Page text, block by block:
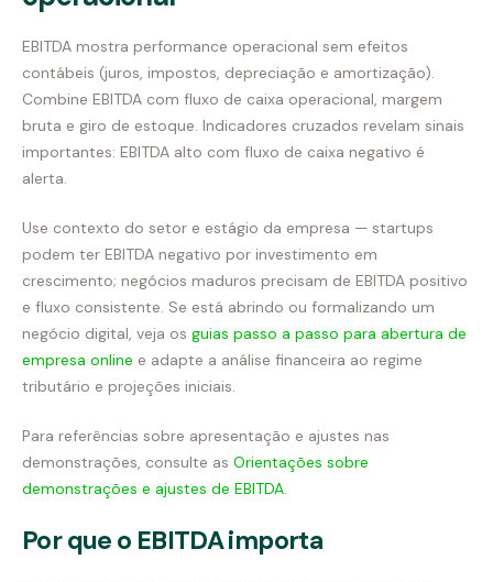
EBITDA mostra performance operacional sem efeitos
contábeis (juros, impostos, depreciação e amortização).
Combine EBITDA com fluxo de caixa operacional, margem
bruta e giro de estoque. Indicadores cruzados revelam sinais
importantes: EBITDA alto com fluxo de caixa negativo é
alerta.
Use contexto do setor e estágio da empresa — startups
podem ter EBITDA negativo por investimento em
crescimento; negócios maduros precisam de EBITDA positivo
e fluxo consistente. Se está abrindo ou formalizando um
negócio digital, veja os guias passo a passo para abertura de
empresa online e adapte a análise financeira ao regime
tributário e projeções iniciais.
Para referências sobre apresentação e ajustes nas
demonstrações, consulte as Orientações sobre
demonstrações e ajustes de EBITDA.
Por que o EBITDA importa